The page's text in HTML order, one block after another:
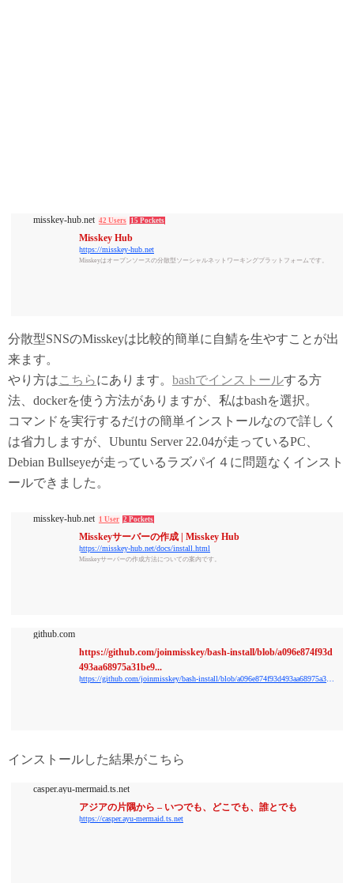
misskey-hub.net 42 Users 15 Pockets
Misskey Hub
https://misskey-hub.net
Misskeyはオープンソースの分散型ソーシャルネットワーキングプラットフォームです。
分散型SNSのMisskeyは比較的簡単に自鯖を生やすことが出
来ます。
やり方はこちらにあります。 bashでインストールする方
法、dockerを使う方法がありますが、私はbashを選択。
コマンドを実行するだけの簡単インストールなので詳しく
は省力しますが、Ubuntu Server 22.04が走っているPC、
Debian Bullseyeが走っているラズパイ４に問題なくインスト
ールできました。
misskey-hub.net 1 User 2 Pockets
Misskeyサーバーの作成 | Misskey Hub
https://misskey-hub.net/docs/install.html
Misskeyサーバーの作成方法についての案内です。
github.com
https://github.com/joinmisskey/bash-install/blob/a096e874f93d
493aa68975a31be9...
https://github.com/joinmisskey/bash-install/blob/a096e874f93d493aa68975a31be9ce12d644e767/README.md
インストールした結果がこちら
casper.ayu-mermaid.ts.net
アジアの片隅から – いつでも、どこでも、誰とでも
https://casper.ayu-mermaid.ts.net